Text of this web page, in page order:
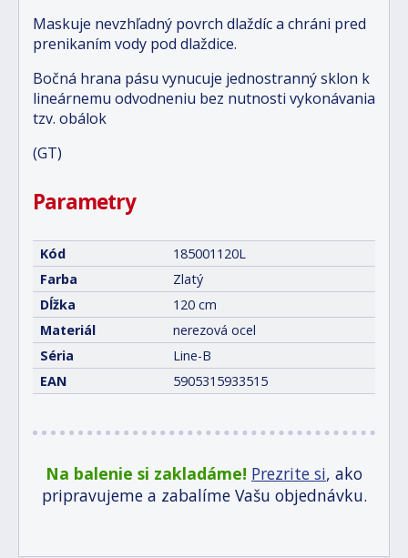
Maskuje nevzhľadný povrch dlaždíc a chráni pred
prenikaním vody pod dlaždice.
Bočná hrana pásu vynucuje jednostranný sklon k
lineárnemu odvodneniu bez nutnosti vykonávania
tzv. obálok
(GT)
Parametry
Kód
185001120L
Farba
Zlatý
Dĺžka
120 cm
Materiál
nerezová ocel
Séria
Line-B
EAN
5905315933515
Na balenie si zakladáme! Prezrite si, ako
pripravujeme a zabalíme Vašu objednávku.